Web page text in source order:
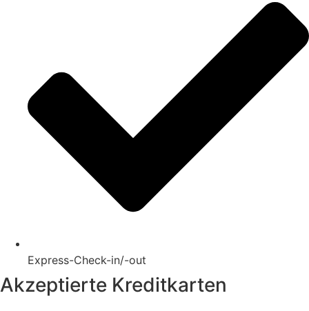
Express-Check-in/-out
Akzeptierte Kreditkarten